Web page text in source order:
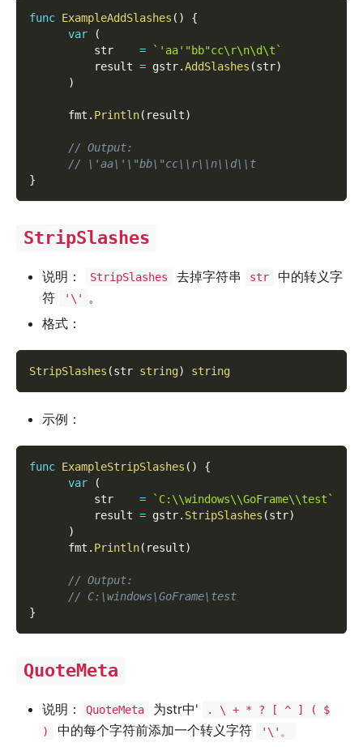
func ExampleAddSlashes ( )
{
var
(
          str
=
`'aa'"bb"cc\r\n\d\t`
          result
= gstr.AddSlashes (str)
)
      fmt
. Println( result)
// Output:
// \'aa\'\"bb\"cc\\r\\n\\d\\t
}
StripSlashes
说明： StripSlashes 去掉字符串 str
中的转义字
符
'\'
。
格式：
StripSlashes (str string) string
示例：
func ExampleStripSlashes ( )
{
var
(
          str
=
`C:\\windows\\GoFrame\\test`
          result
= gstr. StripSlashes (str)
)
      fmt
. Println( result)
// Output:
// C:\windows\GoFrame\test
}
QuoteMeta
说明： QuoteMeta 为str中'
. \ + * ? [ ^ ] ( $
)
中的每个字符前添加一个转义字符 '\'。